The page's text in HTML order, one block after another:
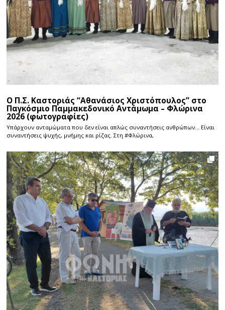
Ο Π.Σ. Καστοριάς “Αθανάσιος Χριστόπουλος” στο
Παγκόσμιο Παμμακεδονικό Αντάμωμα – Φλώρινα
2026 (φωτογραφίες)
Υπάρχουν ανταμώματα που δεν είναι απλώς συναντήσεις ανθρώπων… Είναι
συναντήσεις ψυχής, μνήμης και ρίζας. Στη #Φλώρινα,